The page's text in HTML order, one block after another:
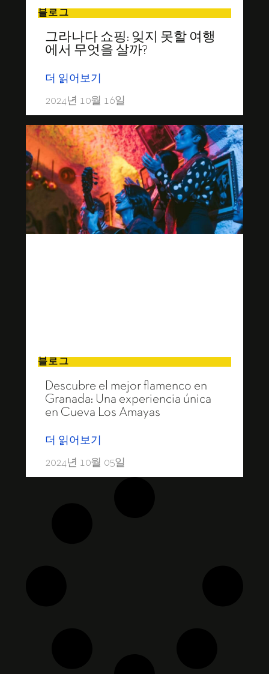
블로그
그라나다 쇼핑: 잊지 못할 여행
에서 무엇을 살까?
더 읽어보기
2024년 10월 16일
블로그
Descubre el mejor flamenco en
Granada: Una experiencia única
en Cueva Los Amayas
더 읽어보기
2024년 10월 05일